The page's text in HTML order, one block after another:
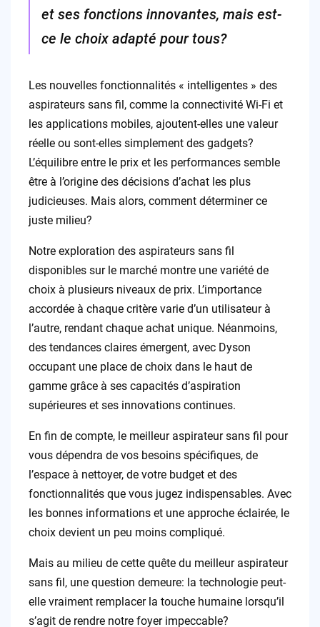
et ses fonctions innovantes, mais est-
ce le choix adapté pour tous?
Les nouvelles fonctionnalités « intelligentes » des
aspirateurs sans fil, comme la connectivité Wi-Fi et
les applications mobiles, ajoutent-elles une valeur
réelle ou sont-elles simplement des gadgets?
L’équilibre entre le prix et les performances semble
être à l’origine des décisions d’achat les plus
judicieuses. Mais alors, comment déterminer ce
juste milieu?
Notre exploration des aspirateurs sans fil
disponibles sur le marché montre une variété de
choix à plusieurs niveaux de prix. L’importance
accordée à chaque critère varie d’un utilisateur à
l’autre, rendant chaque achat unique. Néanmoins,
des tendances claires émergent, avec Dyson
occupant une place de choix dans le haut de
gamme grâce à ses capacités d’aspiration
supérieures et ses innovations continues.
En fin de compte, le meilleur aspirateur sans fil pour
vous dépendra de vos besoins spécifiques, de
l’espace à nettoyer, de votre budget et des
fonctionnalités que vous jugez indispensables. Avec
les bonnes informations et une approche éclairée, le
choix devient un peu moins compliqué.
Mais au milieu de cette quête du meilleur aspirateur
sans fil, une question demeure: la technologie peut-
elle vraiment remplacer la touche humaine lorsqu’il
s’agit de rendre notre foyer impeccable?